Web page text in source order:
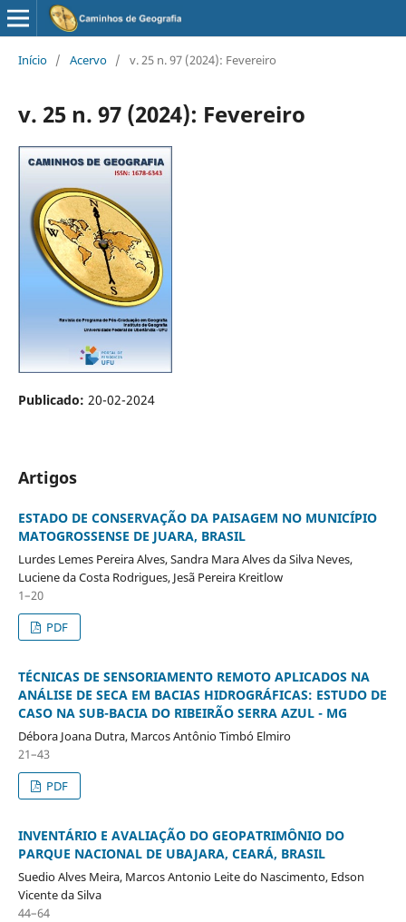
Início / Acervo / v. 25 n. 97 (2024): Fevereiro
v. 25 n. 97 (2024): Fevereiro
Publicado: 20-02-2024
Artigos
ESTADO DE CONSERVAÇÃO DA PAISAGEM NO MUNICÍPIO
MATOGROSSENSE DE JUARA, BRASIL
Lurdes Lemes Pereira Alves, Sandra Mara Alves da Silva Neves,
Luciene da Costa Rodrigues, Jesã Pereira Kreitlow
1–20
PDF
TÉCNICAS DE SENSORIAMENTO REMOTO APLICADOS NA
ANÁLISE DE SECA EM BACIAS HIDROGRÁFICAS: ESTUDO DE
CASO NA SUB-BACIA DO RIBEIRÃO SERRA AZUL - MG
Débora Joana Dutra, Marcos Antônio Timbó Elmiro
21–43
PDF
INVENTÁRIO E AVALIAÇÃO DO GEOPATRIMÔNIO DO
PARQUE NACIONAL DE UBAJARA, CEARÁ, BRASIL
Suedio Alves Meira, Marcos Antonio Leite do Nascimento, Edson
Vicente da Silva
44–64